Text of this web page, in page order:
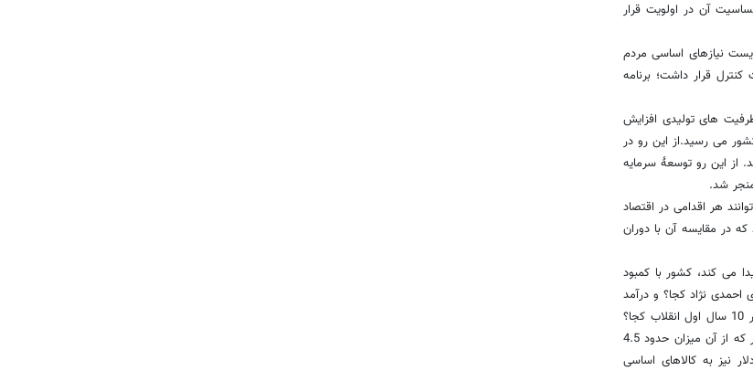
آن در اولویت قرار
نیازهای اساسی مردم
قرار داشت؛ برنامه
های تولیدی افزایش
می رسید.از این رو در
از این رو توسعۀ سرمایه
شد.
هر اقدامی در اقتصاد
در مقایسه آن با دوران
می کند، کشور با کمبود
آقای احمدی نژاد کجا؟ و درآمد
150 میلیارد دلاری در تمام دورۀ قبل از ایشان خاتمی کجا؟ و یا درآمد 100 میلیارد دلاری در 10 سال اول انقلاب کجا؟
تازه در سه سال آخر جنگ درآمد کشور 18 میلیارد دلار بوده است یعنی سالی 6 میلیارد دلار که از آن میزان حدود 4.5
اختصاص می یافت تا چرخ نفت بچرخد، 4.5 میلیارد دلار نیز به کالاهای اساسی